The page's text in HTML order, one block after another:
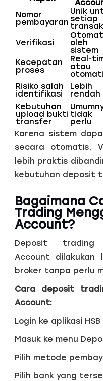
Nomor
pembayaran
Unik
setiap
Verifikasi oleh
sistem
Kecepatan
proses
Real-
atau
Risiko salah
identifikasi
Lebih
rendah
Kebutuhan
upload bukti
transfer
tidak
perlu
Karena sistem
secara otomatis,
lebih praktis
kebutuhan deposit
Bagaimana
Trading
Account?
Deposit trading
Account dilakukan
broker tanpa perlu
Cara deposit
Account:
Login ke aplikasi HSB
Masuk ke menu
Pilih metode
Pilih bank yang